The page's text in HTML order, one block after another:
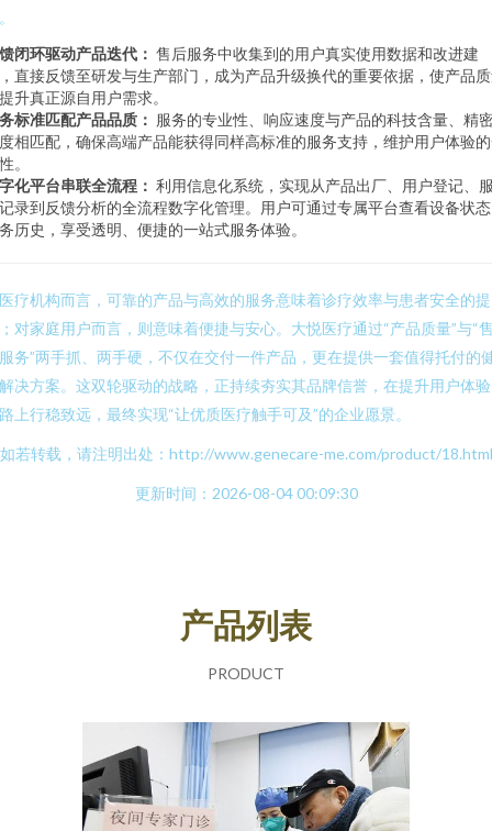
闭环驱动产品迭代： 售后服务中收集到的用户真实使用数据和改进建
直接反馈至研发与生产部门，成为产品升级换代的重要依据，使产品
升真正源自用户需求。
标准匹配产品品质： 服务的专业性、响应速度与产品的科技含量、精
相匹配，确保高端产品能获得同样高标准的服务支持，维护用户体验
。
化平台串联全流程： 利用信息化系统，实现从产品出厂、用户登记、
录到反馈分析的全流程数字化管理。用户可通过专属平台查看设备状
历史，享受透明、便捷的一站式服务体验。
疗机构而言，可靠的产品与高效的服务意味着诊疗效率与患者安全的提
对家庭用户而言，则意味着便捷与安心。大悦医疗通过“产品质量”与“
务”两手抓、两手硬，不仅在交付一件产品，更在提供一套值得托付的
决方案。这双轮驱动的战略，正持续夯实其品牌信誉，在提升用户体
上行稳致远，最终实现“让优质医疗触手可及”的企业愿景。
如若转载，请注明出处：http://www.genecare-me.com/product/18.html
更新时间：2026-08-04 00:09:30
产品列表
PRODUCT